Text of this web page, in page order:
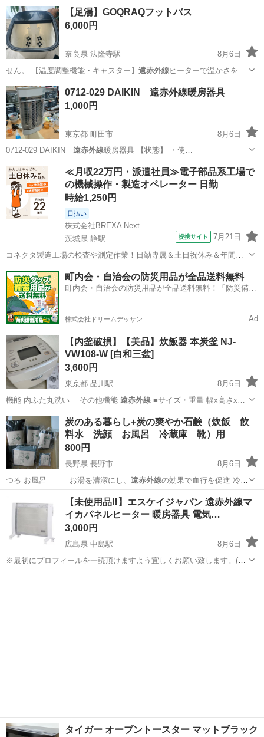
千葉 柏市 季節、空調家電
【足湯】GOQRAQフットバス
6,000円
奈良県 法隆寺駅
8月6日
せん。 【温度調整機能・キャスター】 遠赤外線ヒーターで温かさをキ
ープできる、温度…
奈良 生駒郡 美容家電
0712-029 DAIKIN 遠赤外線暖房器具
1,000円
東京都 町田市
8月6日
0712-029 DAIKIN 遠赤外線 暖房器具 【状態】 ・使…
東京 町田市 季節、空調家電 遠赤外線
≪月収22万円・派遣社員≫電子部品系工場で
の機械操作・製造オペレーター 日勤
時給1,250円
日払い
株式会社BREXA Next
茨城県 静駅
提携サイト 7月21日
コネクタ製造工場の検査や測定作業！日勤専属＆土日祝休み＆年間休
日128日★クリーンルーム内作業★マイカー通勤OK＆無料駐車場あり
★就業先食堂利用可！日払い制度あり！《茨城県常陸大宮市》 人気の
工場のお仕事 ◇コネクタ製造工...
茨城 常陸大宮市 静駅 その他
町内会・自治会の防災用品が全品送料無料
町内会・自治会の防災用品が全品送料無料！「防災備蓄
株式会社ドリームデッサン Ad
【内釜破損】【美品】炊飯器 本炭釜 NJ-
VW108-W [白和三盆]
3,600円
東京都 品川駅
8月6日
機能 内ふた丸洗い その他機能 遠赤外線 ■サイズ・重量 幅x高さx…
東京 港区 品川駅 キッチン家電
炭のある暮らし+炭の爽やか石鹸（炊飯 飲
料水 洗顔 お風呂 冷蔵庫 靴）用
800円
長野県 長野市
8月6日
つる お風呂 お湯を清潔にし、 遠赤外線の効果で血行を促進 冷蔵
庫、靴 脱…
その他 石鹸
【未使用品‼️】エスケイジャパン 遠赤外線マ
イカパネルヒーター 暖房器具 電気…
3,000円
広島県 中島駅
8月6日
※最初にプロフィールを一読頂けますよう宜しくお願い致します。(当
タイガー オーブントースター マットブラック